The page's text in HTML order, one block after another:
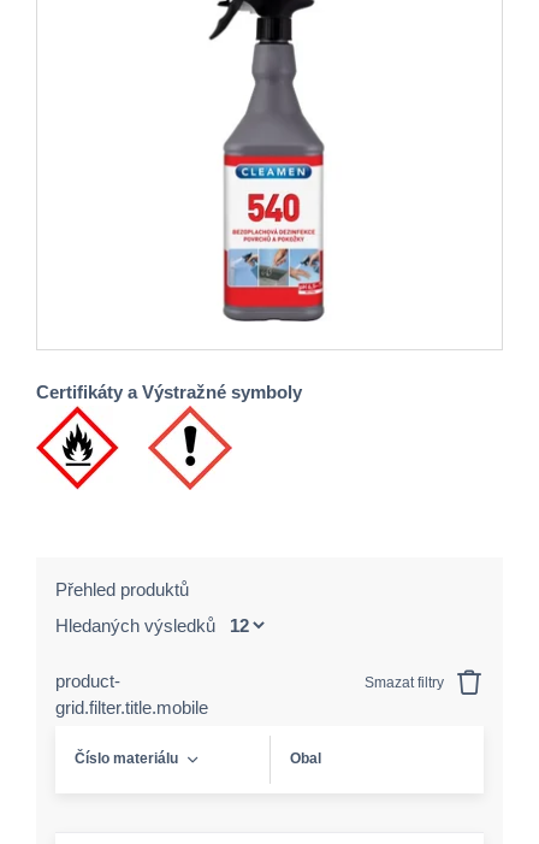
Certifikáty a Výstražné symboly
Přehled produktů
Hledaných výsledků
product-
grid.filter.title.mobile
Smazat filtry
Číslo materiálu Obal